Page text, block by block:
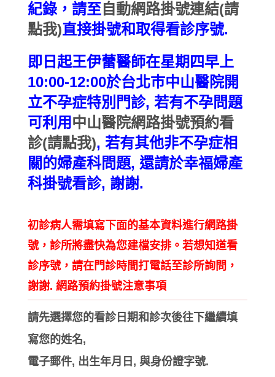
紀錄，請至 自動網路掛號連結(請
點我)直接掛號和取得看診序號.
即日起王伊蕾醫師在星期四早上
10:00-12:00於台北巿中山醫院開
立不孕症特別門診, 若有不孕問題
可利用 中山醫院網路掛號預約看
診(請點我), 若有其他非不孕症相
關的婦產科問題, 還請於幸福婦產
科掛號看診, 謝謝.
初診病人需填寫下面的基本資料進行網路掛
號，診所將盡快為您建檔安排。若想知道看
診序號，請在門診時間打電話至診所詢問，
謝謝. 網路預約掛號注意事項
請先選擇您的看診日期和診次後往下繼續填
寫您的姓名,
電子郵件, 出生年月日, 與身份證字號.